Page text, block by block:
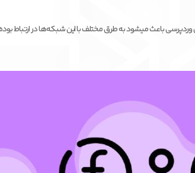
باعث میشود به طرق مختلف با این شبکه‌ها در ارتباط